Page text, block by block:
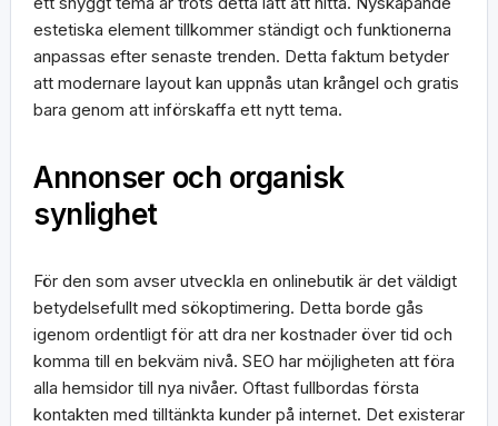
estetiska element tillkommer ständigt och funktionerna
anpassas efter senaste trenden. Detta faktum betyder
att modernare layout kan uppnås utan krångel och gratis
bara genom att införskaffa ett nytt tema.
Annonser och organisk
synlighet
För den som avser utveckla en onlinebutik är det väldigt
betydelsefullt med sökoptimering. Detta borde gås
igenom ordentligt för att dra ner kostnader över tid och
komma till en bekväm nivå. SEO har möjligheten att föra
alla hemsidor till nya nivåer. Oftast fullbordas första
kontakten med tilltänkta kunder på internet. Det existerar